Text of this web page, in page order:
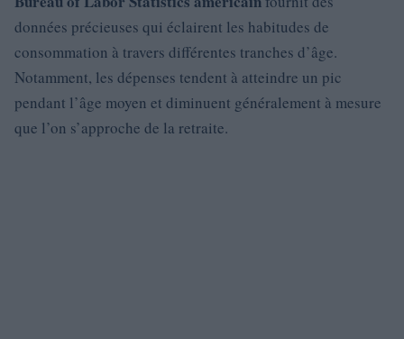
données précieuses qui éclairent les habitudes de
consommation à travers différentes tranches d’âge.
Notamment, les dépenses tendent à atteindre un pic
pendant l’âge moyen et diminuent généralement à mesure
que l’on s’approche de la retraite.